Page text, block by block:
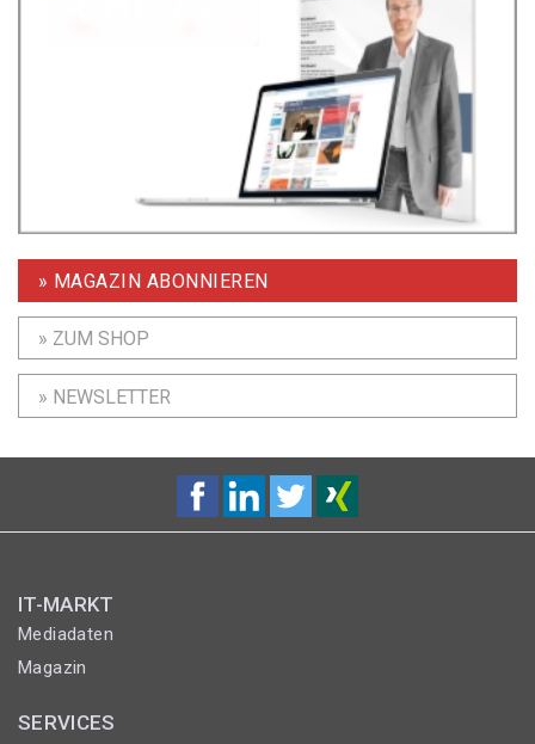
» MAGAZIN ABONNIEREN
» ZUM SHOP
» NEWSLETTER
IT-MARKT
Mediadaten
Magazin
SERVICES